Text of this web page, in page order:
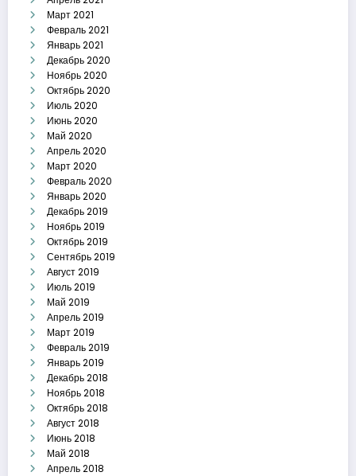
Март 2021
Февраль 2021
Январь 2021
Декабрь 2020
Ноябрь 2020
Октябрь 2020
Июль 2020
Июнь 2020
Май 2020
Апрель 2020
Март 2020
Февраль 2020
Январь 2020
Декабрь 2019
Ноябрь 2019
Октябрь 2019
Сентябрь 2019
Август 2019
Июль 2019
Май 2019
Апрель 2019
Март 2019
Февраль 2019
Январь 2019
Декабрь 2018
Ноябрь 2018
Октябрь 2018
Август 2018
Июнь 2018
Май 2018
Апрель 2018